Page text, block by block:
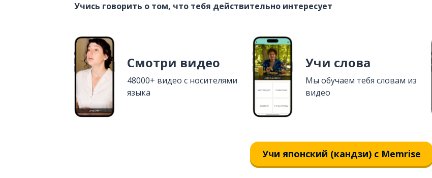
Учись говорить о том, что тебя действительно интересует
Смотри видео
48000+ видео с носителями
языка
Учи слова
Мы обучаем тебя словам из
видео
Учи японский (кандзи) с Memrise